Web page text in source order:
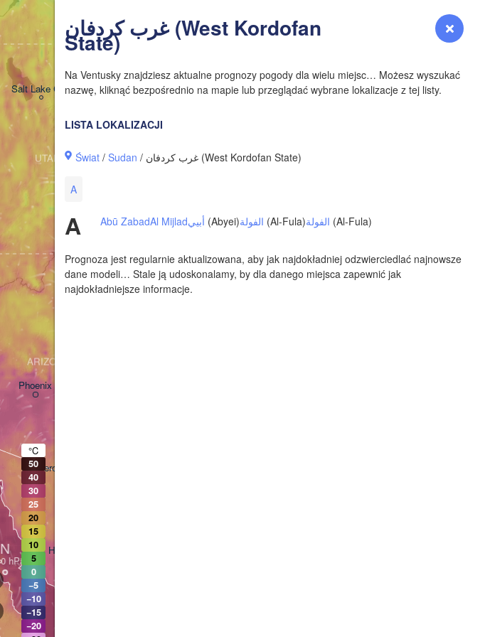
Zaloguj się Premium Prognoza غرب كردفان‎ (West Kordofan
State)
Na Ventusky znajdziesz aktualne prognozy pogody dla wielu miejsc… Możesz wyszukać
nazwę, kliknąć bezpośrednio na mapie lub przeglądać wybrane lokalizacje z tej listy.
LISTA LOKALIZACJI
Świat /Sudan / غرب كردفان‎ (West Kordofan State)
A
A Abū ZabadAl Mijladأبيي (Abyei)الفولة (Al-Fula)الفولة (Al-Fula)
Prognoza jest regularnie aktualizowana, aby jak najdokładniej odzwierciedlać najnowsze
dane modeli… Stale ją udoskonalamy, by dla danego miejsca zapewnić jak
najdokładniejsze informacje.
Phoenix
Salt Lake City
ARIZONA
UTAH
Hermosillo
Heroica Nogales
N
°C
50
40
30
25
20
15
10
5
0
−5
−10
−15
−20